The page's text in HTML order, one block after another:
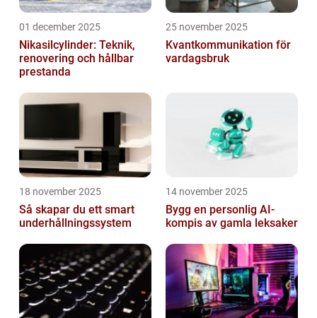
01 december 2025
Nikasilcylinder: Teknik,
renovering och hållbar
prestanda
25 november 2025
Kvantkommunikation för
vardagsbruk
18 november 2025
Så skapar du ett smart
underhållningssystem
14 november 2025
Bygg en personlig AI-
kompis av gamla leksaker